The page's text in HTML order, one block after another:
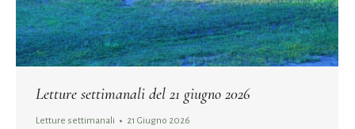
Letture settimanali del 21 giugno 2026
Letture settimanali 21 Giugno 2026